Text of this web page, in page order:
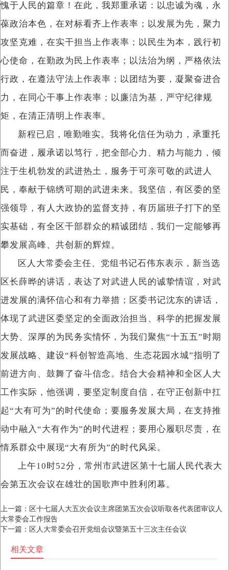
愧于人民的篇章！在此，我郑重承诺：以忠诚为魂，永
葆政治本色，在对标看齐上作表率；以发展为先，聚力
攻坚克难，在实干担当上作表率；以民生为本，践行初
心使命，在勤政为民上作表率；以法治为纲，严格依法
行政，在遵法守法上作表率；以团结为要，凝聚奋进合
力，在同心干事上作表率；以廉洁为基，严守纪律规
矩，在清正清明上作表率。
新程已启，唯勤唯实。我将化信任为动力，承重托
而奋进，履承诺以笃行，把全部心力、精力与能力，倾
注于生机勃发的武进热土，服务于可亲可敬的武进人
民，奉献于锦绣可期的武进未来。我坚信，有区委的坚
强领导，有人大政协的监督支持，有历届班子打下的坚
实基础，有全区干部群众的精诚团结，我们一定能够再
攀发展高峰、共创新的辉煌。
区人大常委会主任、党组书记石伟东表示，新当选
区长薛晔的讲话，表达了对武进人民的诚挚情谊，对武
进发展的满怀信心和有力举措；区委书记沈东的讲话，
体现了武进区委坚定的全面政治担当、科学的把握发展
大势、深厚的为民务实情怀，为我们聚焦“十五五”时期
发展战略、建设“科创智造高地、生态花园水城”指明了
前进方向、鼓舞了奋斗信念。结合大会精神和全区人大
工作实际，他强调，要坚定制度自信，在守正创新中扛
起“大有可为”的时代使命；要服务发展大局，在支持推
动中融入“大有作为”的时代进程；要用心履职尽责，在
情系群众中展现“大有所为”的时代风采。
上午10时52分，常州市武进区第十七届人民代表大
会第五次会议在雄壮的国歌声中胜利闭幕。
上一篇： 区十七届人大五次会议主席团第五次会议听取各代表团审议人
大常委会工作报告
下一篇： 区人大常委会召开党组会议暨第五十三次主任会议
相关文章